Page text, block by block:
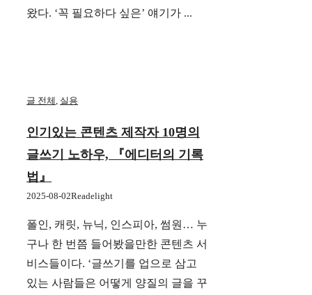
왔다. ‘꼭 필요하다 싶은’ 얘기가 ...
글 전체 실용
인기있는 콘텐츠 제작자 10명의
글쓰기 노하우, 『에디터의 기록
법』
2025-08-02Readelight
폴인, 캐릿, 뉴닉, 인스피아, 썸원… 누
구나 한 번쯤 들어봤을만한 콘텐츠 서
비스들이다. ‘글쓰기를 업으로 삼고
있는 사람들은 어떻게 양질의 글을 꾸